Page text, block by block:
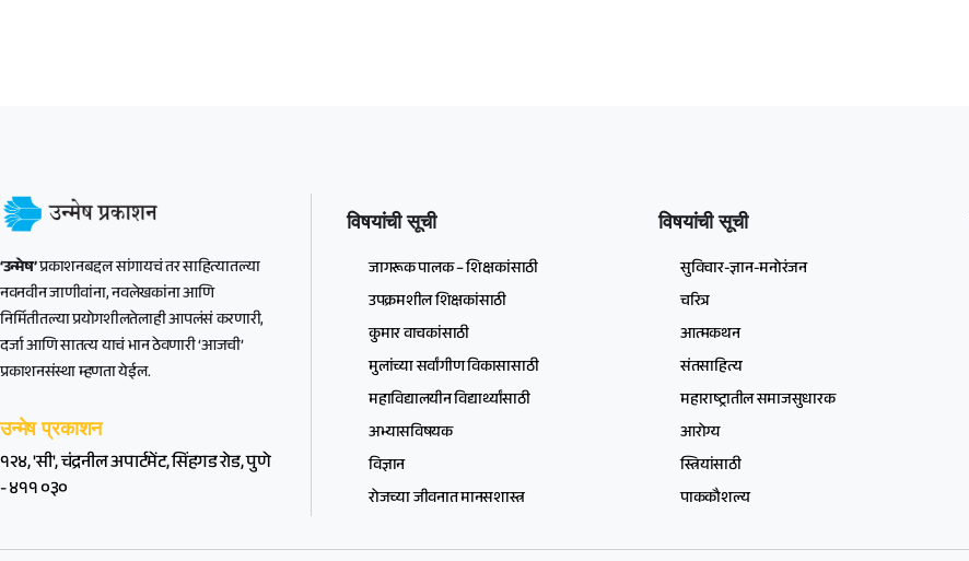
‘उन्मेष’प्रकाशनबद्दल सांगायचं तर साहित्यातल्या
नवनवीन जाणीवांना, नवलेखकांना आणि
निर्मितीतल्या प्रयोगशीलतेलाही आपलंसं करणारी,
दर्जा आणि सातत्य याचं भान ठेवणारी ‘आजची’
प्रकाशनसंस्था म्हणता येईल.
उन्मेष प्रकाशन
१२४, 'सी', चंद्रनील अपार्टमेंट, सिंहगड रोड, पुणे
- ४११ ०३०
विषयांची सूची
जागरूक पालक – शिक्षकांसाठी
उपक्रमशील शिक्षकांसाठी
कुमार वाचकांसाठी
मुलांच्या सर्वांगीण विकासासाठी
महाविद्यालयीन विद्यार्थ्यांसाठी
अभ्यासविषयक
विज्ञान
रोजच्या जीवनात मानसशास्त्र
विषयांची सूची
सुविचार-ज्ञान-मनोरंजन
चरित्र
आत्मकथन
संतसाहित्य
महाराष्ट्रातील समाजसुधारक
आरोग्य
स्त्रियांसाठी
पाककौशल्य